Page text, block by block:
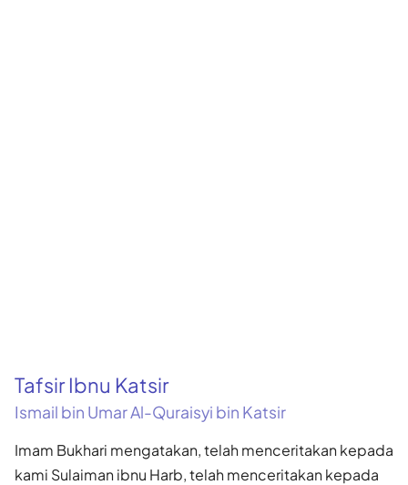
Tafsir Ibnu Katsir
Ismail bin Umar Al-Quraisyi bin Katsir
Imam Bukhari mengatakan, telah menceritakan kepada
kami Su­laiman ibnu Harb, telah menceritakan kepada